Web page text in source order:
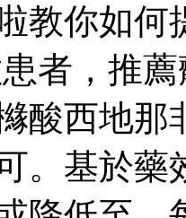
教你如
者，推
酸西地
。基於藥